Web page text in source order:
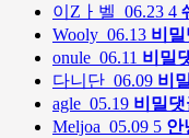
이Zㅏ벨 06.23 4
Wooly 06.13 비
onule 06.11 비밀
다니단 06.09 비
agle 05.19 비밀
Meljoa 05.09 5 안